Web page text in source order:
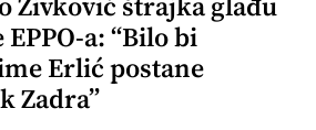
a: “Bilo bi
Erlić postane
Zadra”